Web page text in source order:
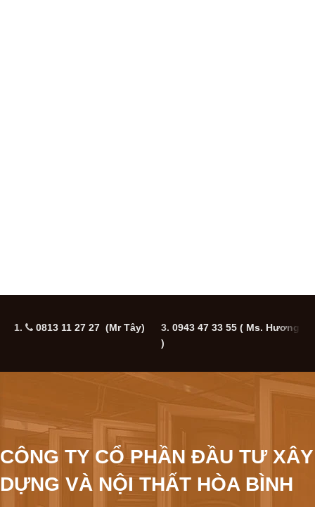
1. 0813 11 27 27 (Mr Tây) 3. 0943 47 33 55 ( Ms. Hương
)
CÔNG TY CỔ PHẦN ĐẦU TƯ XÂY
DỰNG VÀ NỘI THẤT HÒA BÌNH